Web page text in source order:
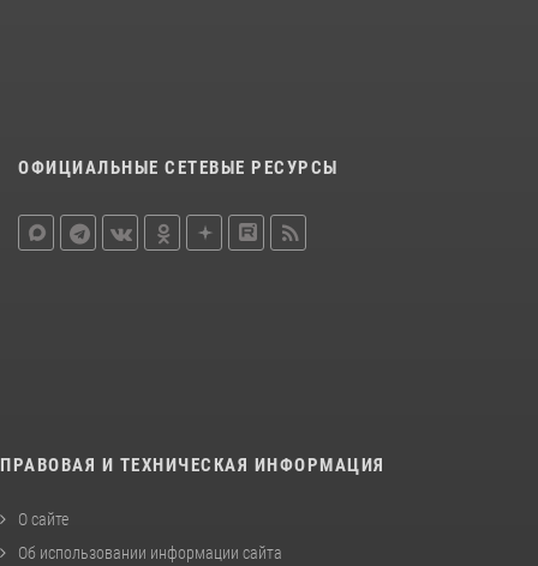
ОФИЦИАЛЬНЫЕ СЕТЕВЫЕ РЕСУРСЫ
ПРАВОВАЯ И ТЕХНИЧЕСКАЯ ИНФОРМАЦИЯ
О сайте
Об использовании информации сайта